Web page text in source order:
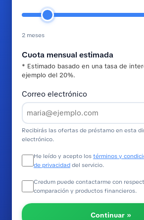
2 meses
Cuota mensual estimada
* Estimado basado en una tasa de
ejemplo del 20%.
Correo electrónico
Recibirás las ofertas de préstamo en esta
electrónico.
He leído y acepto lostérminos y
de privacidaddel servicio.
Credum puede contactarme con
comparación y productos financieros.
Continuar »